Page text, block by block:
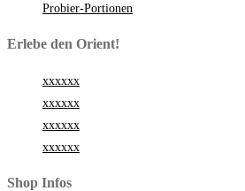
Probier-Portionen
Erlebe den Orient!
xxxxxx
xxxxxx
xxxxxx
xxxxxx
Shop Infos